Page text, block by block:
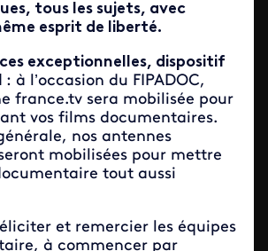
tous les sujets, avec
esprit de liberté.
exceptionnelles, dispositif
: à l’occasion du FIPADOC,
france.tv sera mobilisée pour
vos films documentaires.
nos antennes
mobilisées pour mettre
tout aussi
et remercier les équipes
à commencer par